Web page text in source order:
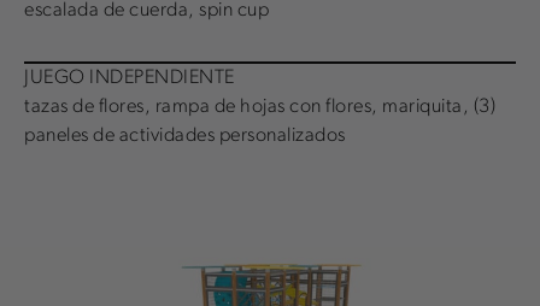
escalada de cuerda, spin cup
JUEGO INDEPENDIENTE
tazas de flores, rampa de hojas con flores, mariquita, (3)
paneles de actividades personalizados